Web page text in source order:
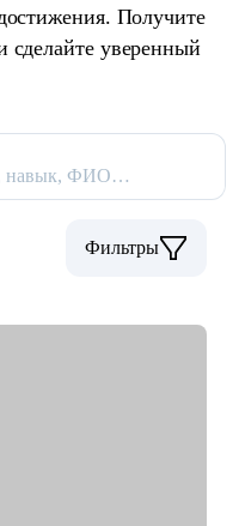
Получите
уверенный
навык, ФИО…
Фильтры